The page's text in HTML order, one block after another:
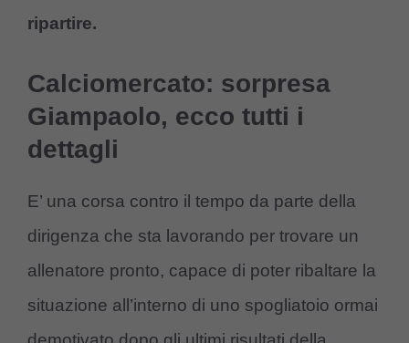
ripartire.
Calciomercato: sorpresa
Giampaolo, ecco tutti i
dettagli
E’ una corsa contro il tempo da parte della
dirigenza che sta lavorando per trovare un
allenatore pronto, capace di poter ribaltare la
situazione all’interno di uno spogliatoio ormai